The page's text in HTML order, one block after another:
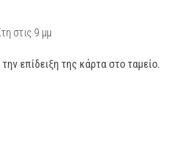
στις 9 μμ
επίδειξη της κάρτα στο ταμείο.